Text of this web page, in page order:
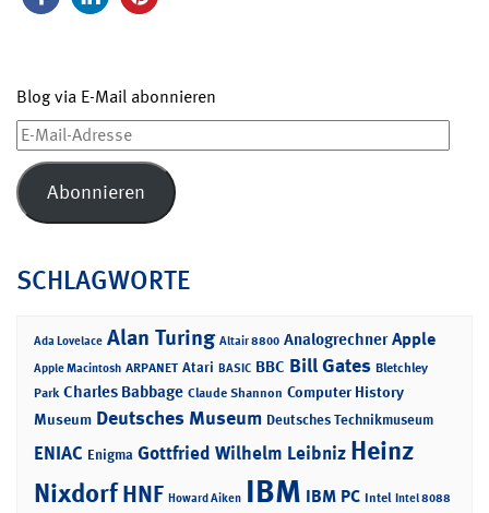
Blog via E-Mail abonnieren
E-
Mail-
Adresse
Abonnieren
SCHLAGWORTE
Ada Lovelace Alan Turing Altair 8800 Analogrechner Apple
Apple Macintosh ARPANET Atari BASIC BBC Bill Gates Bletchley
Park Charles Babbage Claude Shannon Computer History
Museum Deutsches Museum Deutsches Technikmuseum
ENIAC Enigma Gottfried Wilhelm Leibniz Heinz
NixdorfHNF Howard Aiken IBM IBM PC Intel Intel 8088